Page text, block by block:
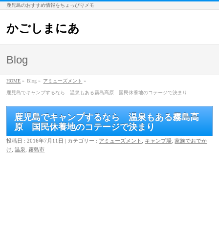
鹿児島のおすすめ情報をちょっぴりメモ
かごしまにあ
Blog
HOME » Blog » アミューズメント »
鹿児島でキャンプするなら 温泉もある霧島高原 国民休養地のコテージで決まり
鹿児島でキャンプするなら 温泉もある霧島高
原 国民休養地のコテージで決まり
投稿日 : 2016年7月11日 | カテゴリー : アミューズメント キャンプ場 ,家族でおでか
け ,温泉 ,霧島市